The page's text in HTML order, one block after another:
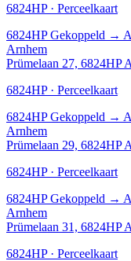
6824HP · Perceelkaart
6824HP Gekoppeld →
Arnhem
Prümelaan 27, 6824HP
6824HP · Perceelkaart
6824HP Gekoppeld →
Arnhem
Prümelaan 29, 6824HP
6824HP · Perceelkaart
6824HP Gekoppeld →
Arnhem
Prümelaan 31, 6824HP
6824HP · Perceelkaart